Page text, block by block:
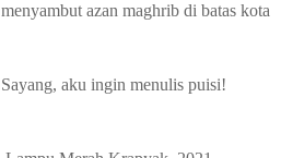
menyambut azan maghrib di batas kota
Sayang, aku ingin menulis puisi!